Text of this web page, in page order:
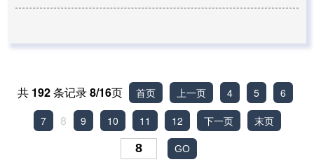
共 192条记录8/16页 首页 上一页 4 5
6
7
8 9 10 11 12 下一页 末页